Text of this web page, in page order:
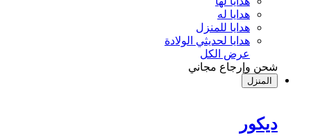
هدايا له
هدايا للمنزل
هدايا لحديثي الولادة
عرض الكل
شحن وإرجاع مجاني
المنزل
ديكور